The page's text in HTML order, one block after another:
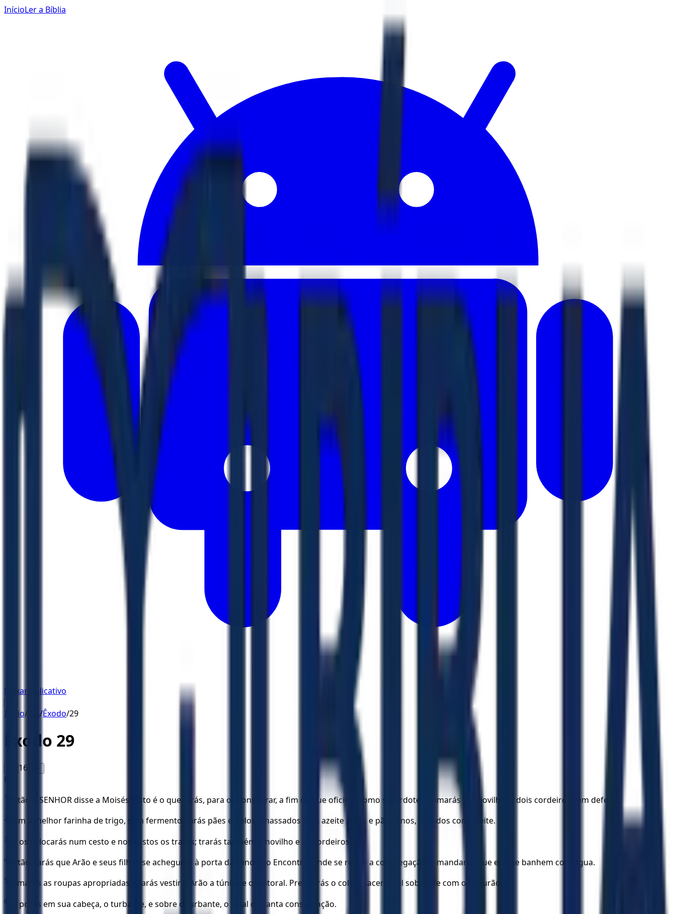
InícioLer a Bíblia
Baixar Aplicativo
Início/ KJA/Êxodo/29
Êxodo 29
16 A+
KJA
1 Então o SENHOR disse a Moisés: “Isto é o que farás, para os consagrar, a fim de que oficiem como sacerdotes: tomarás um novilho, e dois cordeiros sem defeito.
2 Com a melhor farinha de trigo, sem fermento, farás pães e bolos amassados com azeite puro, e pães finos, untados com azeite.
3 Tu os colocarás num cesto e nos cestos os trarás; trarás também o novilho e os cordeiros.
4 Então, farás que Arão e seus filhos se acheguem à porta da Tenda do Encontro, onde se reúne a congregação, e mandarás que eles se banhem com água.
5 Tomarás as roupas apropriadas e farás vestir a Arão a túnica e o peitoral. Prenderás o colete sacerdotal sobre ele com o cinturão.
6 Tu porás em sua cabeça, o turbante, e sobre o turbante, o sinal da santa consagração.